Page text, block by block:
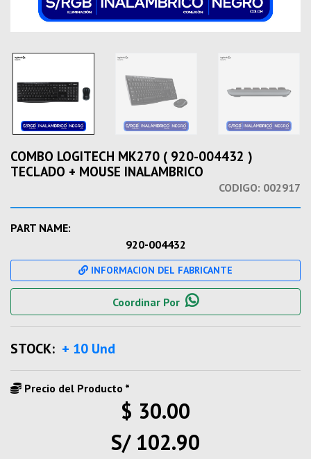
COMBO LOGITECH MK270 ( 920-004432 )
TECLADO + MOUSE INALAMBRICO
CODIGO: 002917
PART NAME:
920-004432
INFORMACION DEL FABRICANTE
Coordinar Por
STOCK: + 10 Und
Precio del Producto *
$ 30.00
S/ 102.90